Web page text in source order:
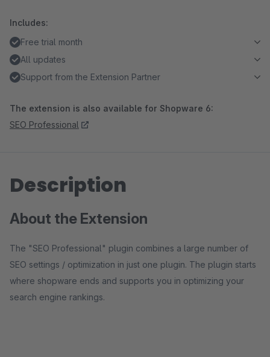
Includes:
Free trial month
All updates
Support from the Extension Partner
The extension is also available for Shopware 6:
SEO Professional
Description
About the Extension
The "SEO Professional" plugin combines a large number of
SEO settings / optimization in just one plugin. The plugin starts
where shopware ends and supports you in optimizing your
search engine rankings.